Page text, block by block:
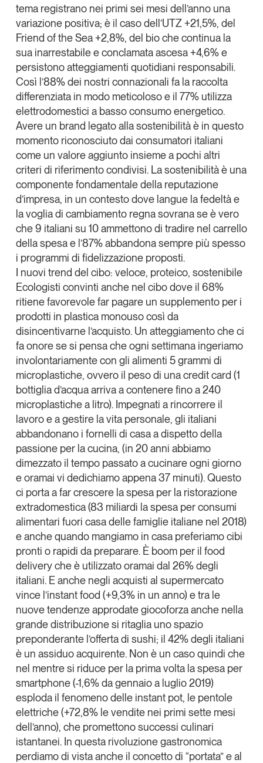
tema registrano nei primi sei mesi dell’anno una
variazione positiva; è il caso dell’UTZ +21,5%, del
Friend of the Sea +2,8%, del bio che continua la
sua inarrestabile e conclamata ascesa +4,6% e
persistono atteggiamenti quotidiani responsabili.
Così l’88% dei nostri connazionali fa la raccolta
differenziata in modo meticoloso e il 77% utilizza
elettrodomestici a basso consumo energetico.
Avere un brand legato alla sostenibilità è in questo
momento riconosciuto dai consumatori italiani
come un valore aggiunto insieme a pochi altri
criteri di riferimento condivisi. La sostenibilità è una
componente fondamentale della reputazione
d’impresa, in un contesto dove langue la fedeltà e
la voglia di cambiamento regna sovrana se è vero
che 9 italiani su 10 ammettono di tradire nel carrello
della spesa e l’87% abbandona sempre più spesso
i programmi di fidelizzazione proposti.
I nuovi trend del cibo: veloce, proteico, sostenibile
Ecologisti convinti anche nel cibo dove il 68%
ritiene favorevole far pagare un supplemento per i
prodotti in plastica monousocosì da
disincentivarne l’acquisto. Un atteggiamento che ci
fa onore se si pensa che ogni settimana ingeriamo
involontariamente con gli alimenti 5 grammi di
microplastiche, ovvero il peso di una credit card (1
bottiglia d’acqua arriva a contenere fino a 240
microplastiche a litro). Impegnati a rincorrere il
lavoro e a gestire la vita personale, gli italiani
abbandonano i fornelli di casa a dispetto della
passione per la cucina, (in 20 anni abbiamo
dimezzato il tempo passato a cucinare ogni giorno
e oramai vi dedichiamo appena 37 minuti). Questo
ci porta a far crescere la spesa per la ristorazione
extradomestica (83 miliardi la spesa per consumi
alimentari fuori casa delle famiglie italiane nel 2018)
e anche quando mangiamo in casa preferiamo cibi
pronti o rapidi da preparare. È boom per il food
delivery che è utilizzato oramai dal 26% degli
italiani. E anche negli acquisti al supermercato
vince l’instant food (+9,3% in un anno) e tra le
nuove tendenze approdate giocoforza anche nella
grande distribuzione si ritaglia uno spazio
preponderante l’offerta di sushi; il 42% degli italiani
è un assiduo acquirente. Non è un caso quindi che
nel mentre si riduce per la prima volta la spesa per
smartphone (-1,6% da gennaio a luglio 2019)
esploda il fenomeno delle instant pot, le pentole
elettriche (+72,8% le vendite nei primi sette mesi
dell’anno), che promettono successi culinari
istantanei. In questa rivoluzione gastronomica
perdiamo di vista anche il concetto di “portata” e al